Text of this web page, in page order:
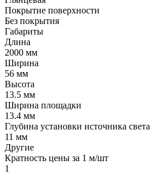
Покрытие поверхности
Без покрытия
Габариты
Длина
2000 мм
Ширина
56 мм
Высота
13.5 мм
Ширина площадки
13.4 мм
Глубина установки источника света
11 мм
Другие
Кратность цены за 1 м/шт
1